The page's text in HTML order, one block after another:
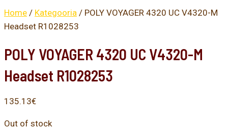
Home / Kategooria / POLY VOYAGER 4320 UC V4320-M
Headset R1028253
POLY VOYAGER 4320 UC V4320-M
Headset R1028253
135.13€
Out of stock